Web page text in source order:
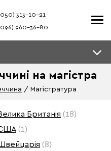
313–10-21
960–36-80
на магістра
Магістратура
Британія (18)
(1)
(8)